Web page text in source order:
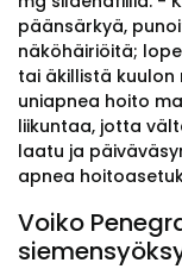
päänsärkyä,
näköhäiriöitä;
tai äkillistä kuulon
uniapnea hoito
liikuntaa, jotta
laatu ja
apnea
Voiko